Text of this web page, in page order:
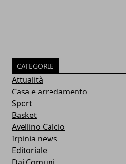
CATEGORIE
Attualità
Casa e arredamento
Sport
Basket
Avellino Calcio
Irpinia news
Editoriale